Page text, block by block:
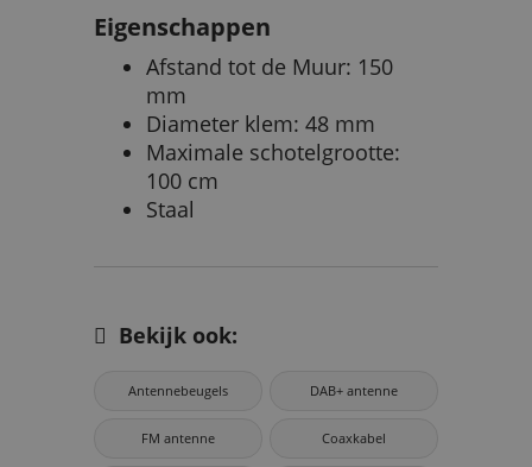
Eigenschappen
Afstand tot de Muur: 150
mm
Diameter klem: 48 mm
Maximale schotelgrootte:
100 cm
Staal
Bekijk ook:
Antennebeugels DAB+ antenne
FM antenne Coaxkabel